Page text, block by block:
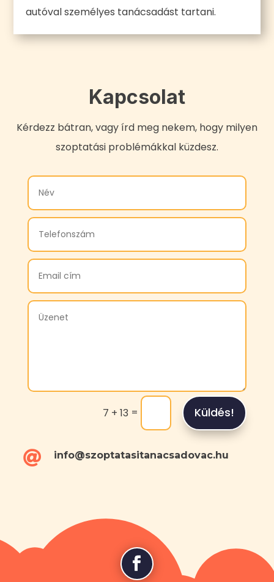
autóval személyes tanácsadást tartani.
Kapcsolat
Kérdezz bátran, vagy írd meg nekem, hogy milyen
szoptatási problémákkal küzdesz.
7 + 13 = Küldés!
 info@szoptatasitanacsadovac.hu